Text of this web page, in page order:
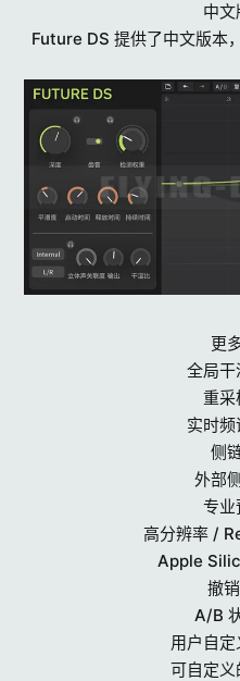
中文
Future DS 提供了中文版本
更
全局干
重采
实时
侧
外部
专业
高分辨率 /
Apple
撤
A/B
用户自
可自定义